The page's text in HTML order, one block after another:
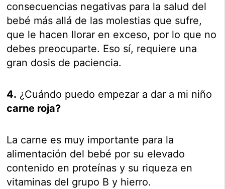
consecuencias negativas para la salud del
bebé más allá de las molestias que sufre,
que le hacen llorar en exceso, por lo que no
debes preocuparte. Eso sí, requiere una
gran dosis de paciencia.
4. ¿Cuándo puedo empezar a dar a mi niño
carne roja?
La carne es muy importante para la
alimentación del bebé por su elevado
contenido en proteínas y su riqueza en
vitaminas del grupo B y hierro.